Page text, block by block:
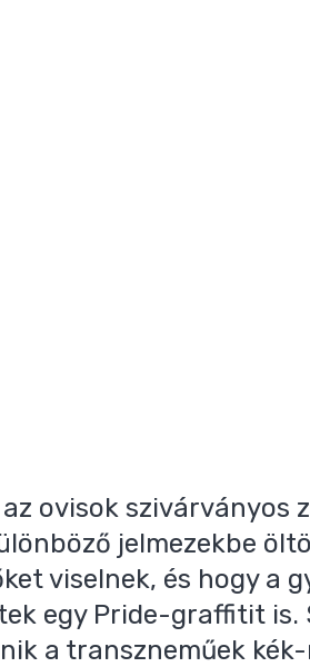
ovisok szivárványos
jelmezekbe
viselnek, és hogy a
egy Pride-graffitit is.
a transzneműek